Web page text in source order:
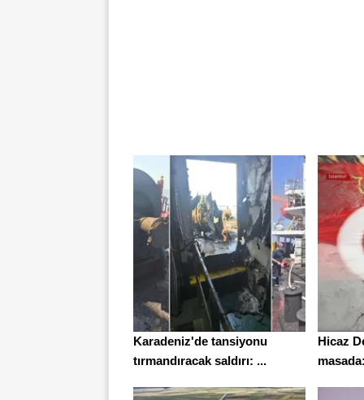
Karadeniz'de tansiyonu
tırmandıracak saldırı: ...
Hicaz